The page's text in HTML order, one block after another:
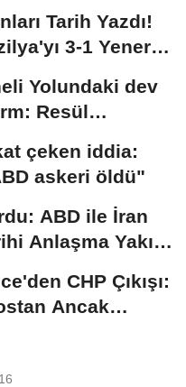
Tarih Yazdı!
3-1 Yenerek
Yolundaki dev
Resül
çeken iddia:
askeri öldü"
ABD ile İran
Anlaşma Yakın!
CHP Çıkışı:
Ancak